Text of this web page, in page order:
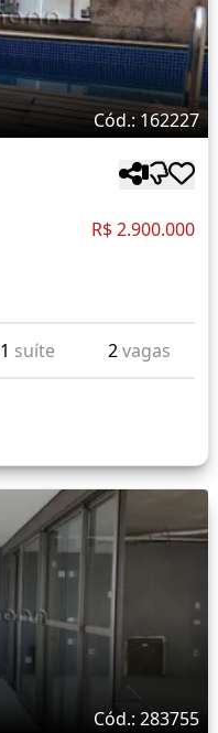
Cód.: 162227
R$ 2.900.000
1 suíte 2vagas
Cód.: 283755